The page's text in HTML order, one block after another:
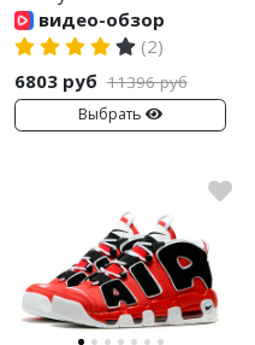
видео-обзор
(2)
6803 руб 11396 руб
Выбрать